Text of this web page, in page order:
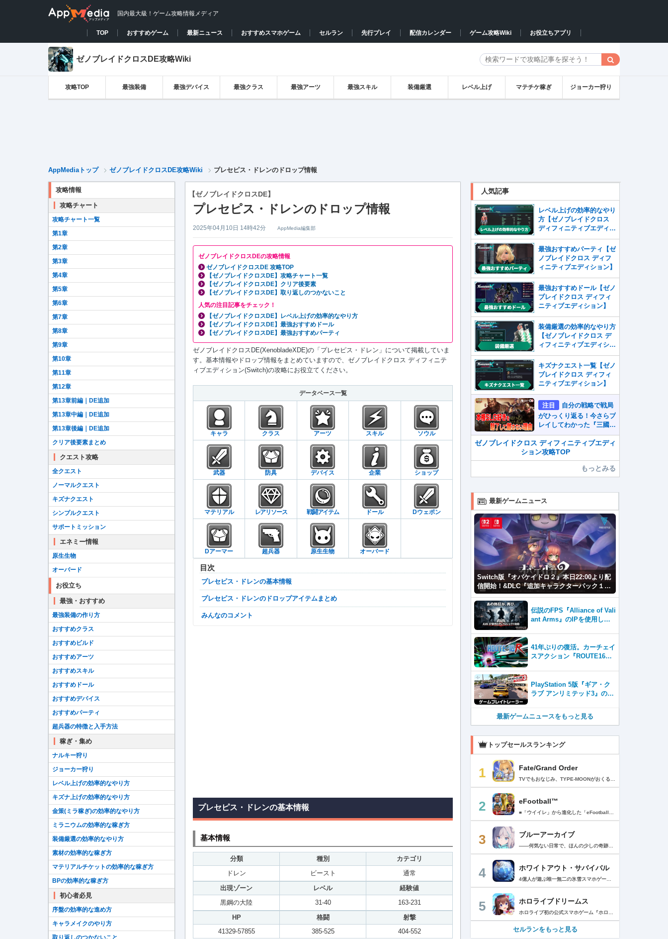
国内最大級！ゲーム攻略情報メディア
TOP おすすめゲーム 最新ニュース おすすめスマホゲーム セルラン 先行プレイ 配信カレンダー ゲーム攻略Wiki お役立ちアプリ
ゼノブレイドクロスDE攻略Wiki
攻略TOP 最強装備 最強デバイス 最強クラス 最強アーツ 最強スキル 装備厳選 レベル上げ マテチケ稼ぎ ジョーカー狩り
AppMediaトップ ゼノブレイドクロスDE攻略Wiki プレセピス・ドレンのドロップ情報
【ゼノブレイドクロスDE】
プレセピス・ドレンのドロップ情報
2025年04月10日 14時42分 AppMedia編集部
ゼノブレイドクロスDEの攻略情報
ゼノブレイドクロスDE 攻略TOP
【ゼノブレイドクロスDE】攻略チャート一覧
【ゼノブレイドクロスDE】クリア後要素
【ゼノブレイドクロスDE】取り返しのつかないこと
人気の注目記事をチェック！
【ゼノブレイドクロスDE】レベル上げの効率的なやり方
【ゼノブレイドクロスDE】最強おすすめドール
【ゼノブレイドクロスDE】最強おすすめパーティ
ゼノブレイドクロスDE(XenobladeXDE)の「プレセピス・ドレン」について掲載していま
す。基本情報やドロップ情報をまとめていますので、ゼノブレイドクロス ディフィニテ
ィブエディション(Switch)の攻略にお役立てください。
データベース一覧
キャラ クラス アーツ スキル ソウル
武器 防具 デバイス 企業 ショップ
マテリアル レアリソース 戦闘アイテム ドール Dウェポン
Dアーマー 超兵器 原生生物 オーバード
目次
プレセピス・ドレンの基本情報
プレセピス・ドレンのドロップアイテムまとめ
みんなのコメント
プレセピス・ドレンの基本情報
基本情報
分類 種別
カテゴリ
ドレン
ビースト
通常
出現ゾーン
レベル
経験値
黒鋼の大陸
31-40
163-231
HP
格闘
射撃
41329-57855
385-525 404-552
攻略情報
攻略チャート
攻略チャート一覧
第1章
第2章
第3章
第4章
第5章
第6章
第7章
第8章
第9章
第10章
第11章
第12章
第13章前編｜DE追加
第13章中編｜DE追加
第13章後編｜DE追加
クリア後要素まとめ
クエスト攻略
全クエスト
ノーマルクエスト
キズナクエスト
シンプルクエスト
サポートミッション
エネミー情報
原生生物
オーバード
お役立ち
最強・おすすめ
最強装備の作り方
おすすめクラス
おすすめビルド
おすすめアーツ
おすすめスキル
おすすめドール
おすすめデバイス
おすすめパーティ
超兵器の特徴と入手方法
稼ぎ・集め
ナルキー狩り
ジョーカー狩り
レベル上げの効率的なやり方
キズナ上げの効率的なやり方
金策(ミラ稼ぎ)の効率的なやり方
ミラニウムの効率的な稼ぎ方
装備厳選の効率的なやり方
素材の効率的な稼ぎ方
マテリアルチケットの効率的な稼ぎ方
BPの効率的な稼ぎ方
初心者必見
序盤の効率的な進め方
キャラメイクのやり方
取り返しのつかないこと
人気記事
レベル上げの効率的なやり
方【ゼノブレイドクロス
ディフィニティブエディシ
ョン】
最強おすすめパーティ【ゼ
ノブレイドクロス ディフ
ィニティブエディション】
最強おすすめドール【ゼノ
ブレイドクロス ディフィ
ニティブエディション】
装備厳選の効率的なやり方
【ゼノブレイドクロス デ
ィフィニティブエディショ
ン】
キズナクエスト一覧【ゼノ
ブレイドクロス ディフィ
ニティブエディション】
注目
自分の戦略で戦局
がひっくり返る！今さらプ
レイしてわかった『三國志
真戦』が本格SLG好きを
魅了して離さないワケ
ゼノブレイドクロス ディフィニティブエディ
ション攻略TOP
もっとみる
最新ゲームニュース
Switch版『オバケイドロ２』本日22:00より配
信開始！&DLC『追加キャラクターパック１』
が登場！
伝説のFPS『Alliance of Vali
ant Arms』のIPを使用した
41年ぶりの復活。カーチェイ
スアクション『ROUTE16
売
PlayStation 5版『ギア・ク
ラブ アンリミテッド3』のゲ
最新ゲームニュースをもっと見る
トップセールスランキング
1 Fate/Grand Order
2 eFootball™
3 ブルーアーカイブ
4 ホワイトアウト・サバイバル
5 ホロライブドリームス
セルランをもっと見る